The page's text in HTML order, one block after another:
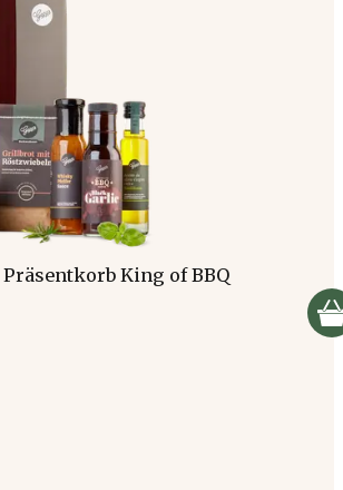
Präsentkorb King of BBQ